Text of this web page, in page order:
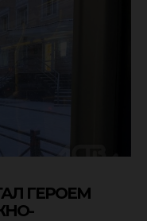
ГЕРОЕМ